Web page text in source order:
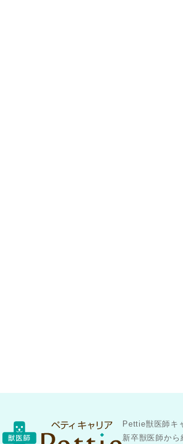
Pettie獣医師キ
新卒獣医師から